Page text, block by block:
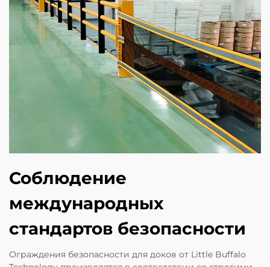
Соблюдение
международных
стандартов безопасности
Ограждения безопасности для доков от Little Buffalo